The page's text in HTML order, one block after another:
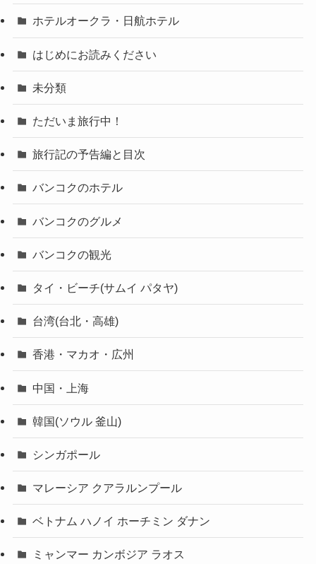
ホテルオークラ・日航ホテル
はじめにお読みください
未分類
ただいま旅行中！
旅行記の予告編と目次
バンコクのホテル
バンコクのグルメ
バンコクの観光
タイ・ビーチ(サムイ パタヤ)
台湾(台北・高雄)
香港・マカオ・広州
中国・上海
韓国(ソウル 釜山)
シンガポール
マレーシア クアラルンプール
ベトナム ハノイ ホーチミン ダナン
ミャンマー カンボジア ラオス